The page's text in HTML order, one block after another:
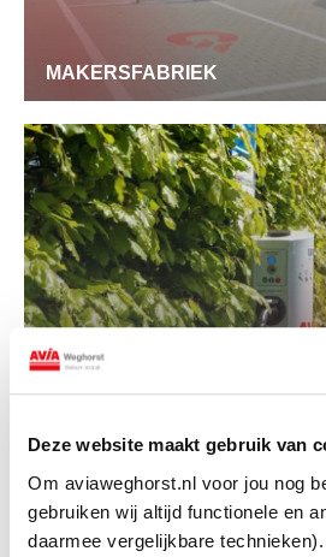
Deze website maakt gebruik van
Om aviaweghorst.nl voor jou nog
gebruiken wij altijd functionele en
daarmee vergelijkbare
MAKERSFABRIEK